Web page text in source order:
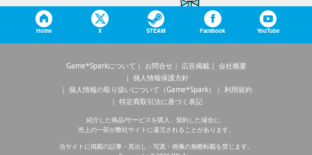
Home X STEAM Facebook YouTube
Game*Sparkについて お問合せ 広告掲載
会社概要
個人情報保護方針
個人情報の取り扱いについて（Game*Spark）
利用規約
特定商取引法に基づく表記
紹介した商品/サービスを購入、契約した場合に、
売上の一部が弊社サイトに還元されることがあります。
当サイトに掲載の記事・見出し・写真・画像の無断転載を禁じます。